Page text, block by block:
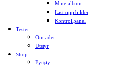
Mine album
Last opp bilder
Kontrollpanel
Tester
Områder
Utstyr
Shop
Fyrtøy